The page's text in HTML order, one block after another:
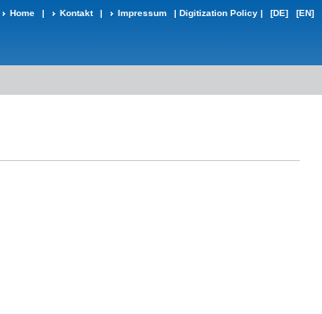
Home | Kontakt | Impressum | Digitization Policy | [DE] [EN]